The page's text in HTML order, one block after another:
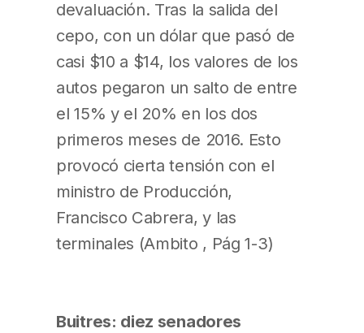
devaluación. Tras la salida del
cepo, con un dólar que pasó de
casi $10 a $14, los valores de los
autos pegaron un salto de entre
el 15% y el 20% en los dos
primeros meses de 2016. Esto
provocó cierta tensión con el
ministro de Producción,
Francisco Cabrera, y las
terminales (Ambito , Pág 1-3)
Buitres: diez senadores